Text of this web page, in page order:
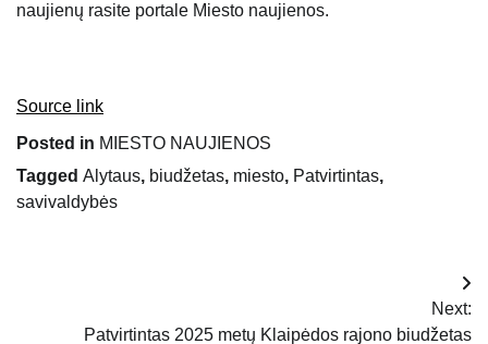
naujienų rasite portale Miesto naujienos.
Source link
Posted in MIESTO NAUJIENOS
Tagged Alytaus, biudžetas, miesto, Patvirtintas,
savivaldybės
Next:
Patvirtintas 2025 metų Klaipėdos rajono biudžetas